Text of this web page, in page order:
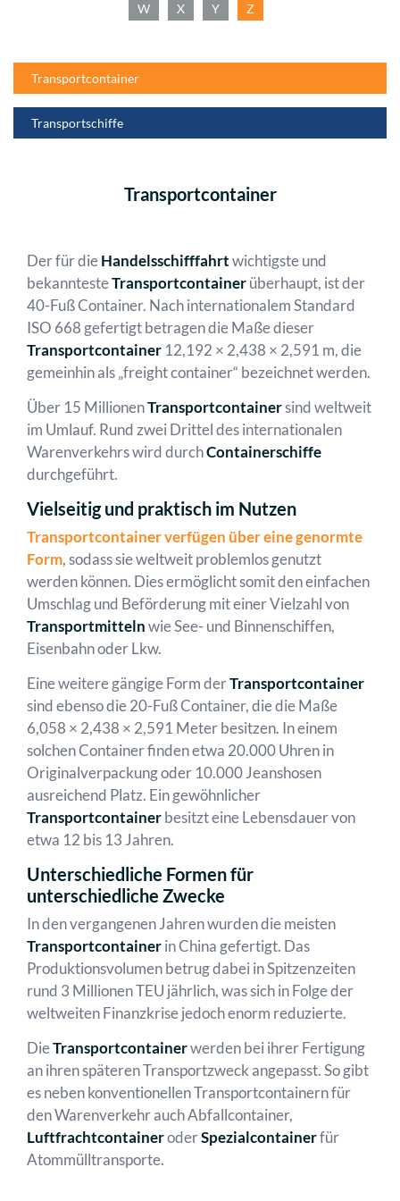
W
X Y Z
Transportcontainer
Transportschiffe
Transportcontainer
Der für dieHandelsschifffahrtwichtigste und
bekanntesteTransportcontainerüberhaupt, ist der
40-Fuß Container. Nach internationalem Standard
ISO 668 gefertigt betragen die Maße dieser
Transportcontainer 12,192 × 2,438 × 2,591 m, die
gemeinhin als „freight container“ bezeichnet werden.
Über 15 MillionenTransportcontainersind weltweit
im Umlauf. Rund zwei Drittel des internationalen
Warenverkehrs wird durchContainerschiffe
durchgeführt.
Vielseitig und praktisch im Nutzen
Transportcontainer verfügen über eine genormte
Form, sodass sie weltweit problemlos genutzt
werden können. Dies ermöglicht somit den einfachen
Umschlag und Beförderung mit einer Vielzahl von
Transportmittelnwie See- und Binnenschiffen,
Eisenbahn oder Lkw.
Eine weitere gängige Form derTransportcontainer
sind ebenso die 20-Fuß Container, die die Maße
6,058 × 2,438 × 2,591 Meter besitzen. In einem
solchen Container finden etwa 20.000 Uhren in
Originalverpackung oder 10.000 Jeanshosen
ausreichend Platz. Ein gewöhnlicher
Transportcontainerbesitzt eine Lebensdauer von
etwa 12 bis 13 Jahren.
Unterschiedliche Formen für
unterschiedliche Zwecke
In den vergangenen Jahren wurden die meisten
Transportcontainerin China gefertigt. Das
Produktionsvolumen betrug dabei in Spitzenzeiten
rund 3 Millionen TEU jährlich, was sich in Folge der
weltweiten Finanzkrise jedoch enorm reduzierte.
DieTransportcontainerwerden bei ihrer Fertigung
an ihren späteren Transportzweck angepasst. So gibt
es neben konventionellen Transportcontainern für
den Warenverkehr auch Abfallcontainer,
LuftfrachtcontaineroderSpezialcontainerfür
Atommülltransporte.